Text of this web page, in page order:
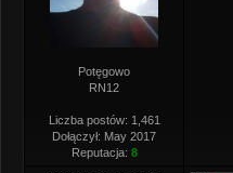
Potęgowo
RN12
Liczba postów: 1,461
Dołączył: May 2017
Reputacja: 8